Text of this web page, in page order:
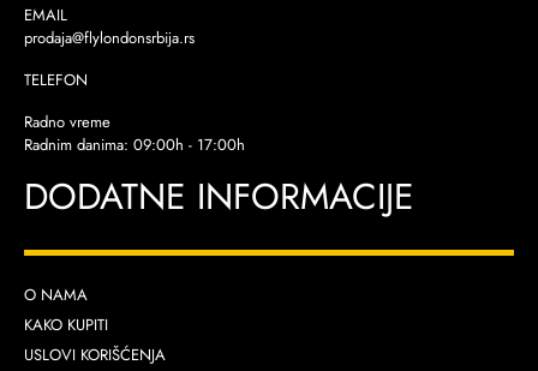
EMAIL
prodaja@flylondonsrbija.rs
TELEFON
Radno vreme
Radnim danima: 09:00h - 17:00h
DODATNE INFORMACIJE
O NAMA
KAKO KUPITI
USLOVI KORIŠĆENJA